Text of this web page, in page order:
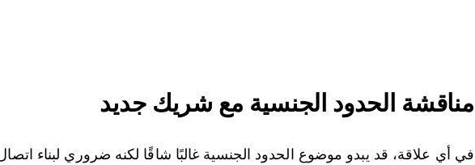
مناقشة الحدود الجنسية مع شريك جديد
في أي علاقة، قد يبدو موضوع الحدود الجنسية غالبًا شاقًا لكنه ضروري لبناء